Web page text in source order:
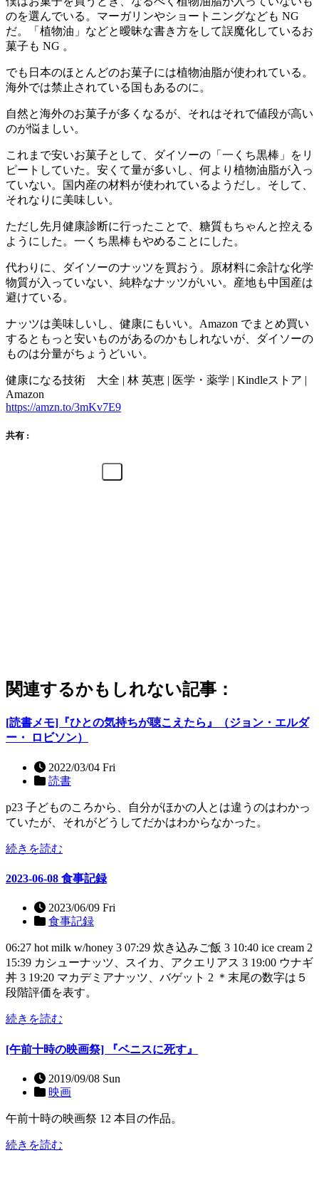
のを選んでいる。マーガリンやショートニングなども NG
だ。「植物油」などと曖昧な書き方をして誤魔化しているお
菓子も NG 。
でも日本のほとんどのお菓子には植物油脂が使われている。
海外では禁止されている国もあるのに。
自然と海外のお菓子が多くなるが、それはそれで値段が高い
のが悩ましい。
これまで安いお菓子として、ダイソーの「一くち黒棒」をリ
ピートしていた。安くて量が多いし、何より植物油脂が入っ
ていない。国内産の材料が使われているようだし。そして、
それなりに美味しい。
ただし先月健康診断に行ったことで、糖質もちゃんと控える
ようにした。一くち黒棒もやめることにした。
代わりに、ダイソーのナッツを買おう。原材料に余計な化学
物質が入っていない、純粋なナッツがいい。産地も中国産は
避けている。
ナッツは美味しいし、健康にもいい。Amazon でまとめ買い
するともっと安いものがあるのかもしれないが、ダイソーの
ものは分量がちょうどいい。
健康になる技術 大全 | 林 英恵 | 医学・薬学 | Kindleストア |
Amazon
https://amzn.to/3mKv7E9
共有 :
関連するかもしれない記事：
[読書メモ]『ひとの気持ちが聴こえたら』（ジョン・エルダ
ー・ ロビソン）
2022/03/04 Fri
読書
p23 子どものころから、自分がほかの人とは違うのはわかっ
ていたが、それがどうしてだかはわからなかった。
続きを読む
2023-06-08 食事記録
2023/06/09 Fri
食事記録
06:27 hot milk w/honey 3 07:29 炊き込みご飯 3 10:40 ice cream 2
15:39 カシューナッツ、スイカ、アクエリアス 3 19:00 ウナギ
丼 3 19:20 マカデミアナッツ、バゲット 2 ＊末尾の数字は５
段階評価を表す。
続きを読む
[午前十時の映画祭] 『ベニスに死す』
2019/09/08 Sun
映画
午前十時の映画祭 12 本目の作品。
続きを読む